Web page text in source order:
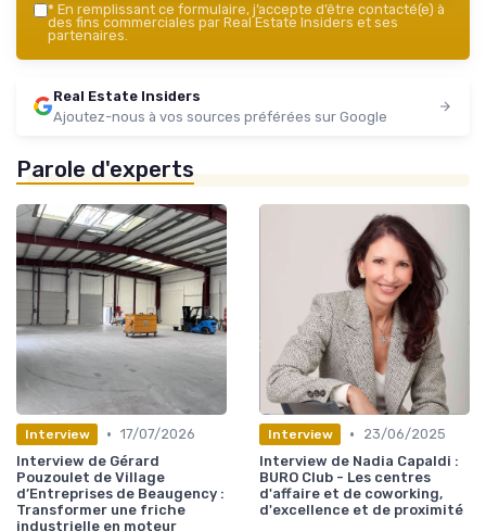
* En remplissant ce formulaire, j’accepte d’être contacté(e) à
des fins commerciales par Real Estate Insiders et ses
partenaires.
Real Estate Insiders
Ajoutez-nous à vos sources préférées sur Google
Parole d'experts
Interview • 17/07/2026
Interview de Gérard
Pouzoulet de Village
d’Entreprises de Beaugency :
Transformer une friche
industrielle en moteur
Interview •
23/06/2025
Interview de Nadia Capaldi :
BURO Club - Les centres
d'affaire et de coworking,
d'excellence et de proximité